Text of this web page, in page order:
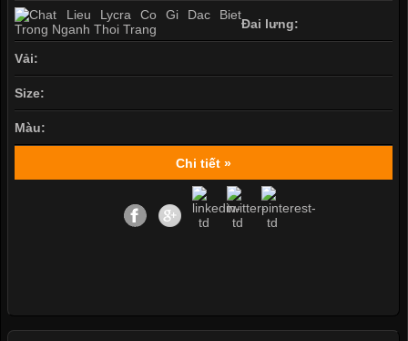
Đai lưng:
Vải:
Size:
Màu:
Chi tiết »